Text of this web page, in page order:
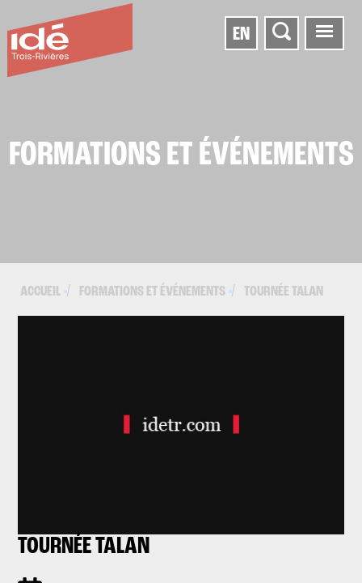
EN
FORMATIONS ET ÉVÉNEMENTS
ACCUEIL ▪ FORMATIONS ET ÉVÉNEMENTS ▪ TOURNÉE TALAN
TOURNÉE TALAN